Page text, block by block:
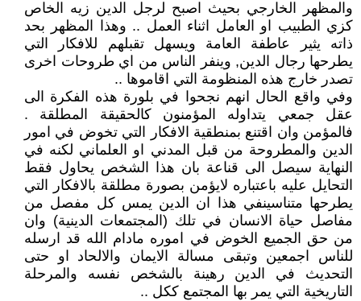
والمظهر الخارجي بحيث اصبح لرجل الدين زيه الخاص
كزي الطبيب او العامل اثناء العمل .. وهذا المظهر بحد
ذاته يثير عاطفة العامة ويسهل تقبلهم للافكار التي
يطرحها رجال الدين, وينفر الناس من اي طروحات اخرى
تصدر خارج هذه المنظومة التي اقاموها ..
وفي واقع الحال انهم نجحوا في بلورة هذه الفكرة الى
عقل جمعي يتداوله المؤمنون كالحقيقة المطلقة .
فالمؤمن وان اقتنع بمنطقية الافكار التي تخوض في امور
الدين والمطروحة من قبل المدني او العلماني لكنه في
النهاية سيصل الى قناعة بان هذا الشخص يحاول فقط
التحايل عليه باعتباره لايؤمن بصورة مطلقة بالافكار التي
يطرحها متناسينفي هذا ان الدين يمس كل مفصل من
مفاصل حياة الانسان في تلك (المجتمعات الدينية) وان
من حق الجميع الخوض في اموره مادام الله قد ارسله
للناس اجمعين وتبقى مسالة الايمان والالحاد او حتى
التحديث في الدين رهينة بالشخص نفسه والمرحلة
التاريخية التي يمر بها المجتمع ككل ..